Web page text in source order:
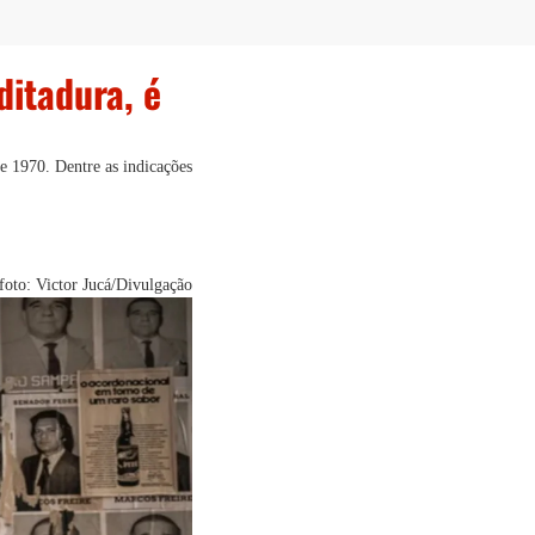
é
1970. Dentre as indicações
Victor Jucá/Divulgação